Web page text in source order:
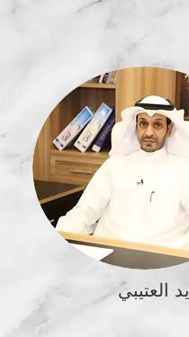
العتيبي